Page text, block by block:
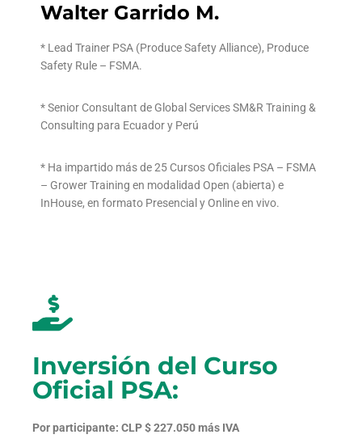
Walter Garrido M.
* Lead Trainer PSA (Produce Safety Alliance), Produce
Safety Rule – FSMA.
* Senior Consultant de Global Services SM&R Training &
Consulting para Ecuador y Perú
* Ha impartido más de 25 Cursos Oficiales PSA – FSMA
– Grower Training en modalidad Open (abierta) e
InHouse, en formato Presencial y Online en vivo.
Inversión del Curso
Oficial PSA:
Por participante: CLP $ 227.050 más IVA